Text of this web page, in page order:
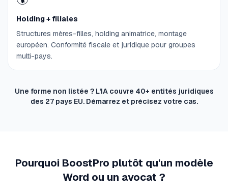
Holding + filiales
Structures mères-filles, holding animatrice, montage
européen. Conformité fiscale et juridique pour groupes
multi-pays.
Une forme non listée ? L'IA couvre 40+ entités juridiques
des 27 pays EU. Démarrez et précisez votre cas.
Pourquoi BoostPro plutôt qu'un modèle
Word ou un avocat ?